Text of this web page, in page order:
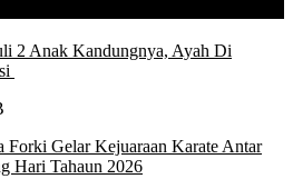
Anak Kandungnya, Ayah Di
Gelar Kejuaraan Karate Antar
Hari Tahaun 2026